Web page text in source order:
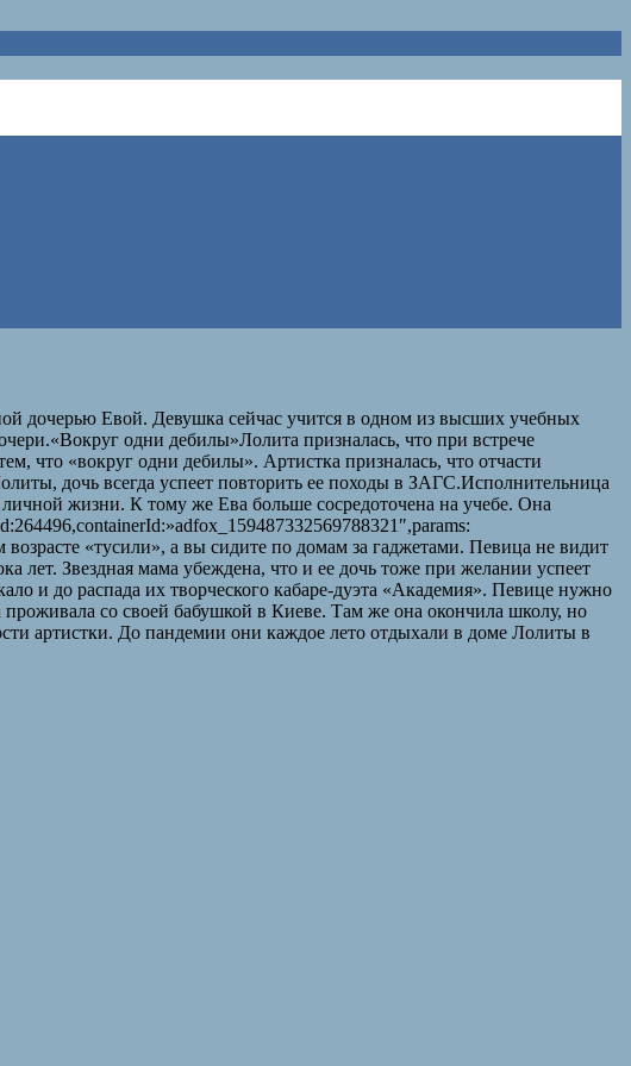
дочерью Евой. Девушка сейчас учится в одном из высших учебных
одни дебилы»Лолита призналась, что при встрече
что «вокруг одни дебилы». Артистка призналась, что отчасти
дочь всегда успеет повторить ее походы в ЗАГС.Исполнительница
жизни. К тому же Ева больше сосредоточена на учебе. Она
«тусили», а вы сидите по домам за гаджетами. Певица не видит
лет. Звездная мама убеждена, что и ее дочь тоже при желании успеет
и до распада их творческого кабаре-дуэта «Академия». Певице нужно
со своей бабушкой в Киеве. Там же она окончила школу, но
артистки. До пандемии они каждое лето отдыхали в доме Лолиты в